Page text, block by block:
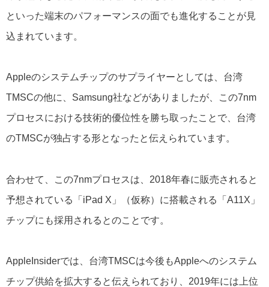
といった端末のパフォーマンスの面でも進化することが見
込まれています。
Appleのシステムチップのサプライヤーとしては、台湾
TMSCの他に、Samsung社などがありましたが、この7nm
プロセスにおける技術的優位性を勝ち取ったことで、台湾
のTMSCが独占する形となったと伝えられています。
合わせて、この7nmプロセスは、2018年春に販売されると
予想されている「iPad X」（仮称）に搭載される「A11X」
チップにも採用されるとのことです。
AppleInsiderでは、台湾TMSCは今後もAppleへのシステム
チップ供給を拡大すると伝えられており、2019年には上位